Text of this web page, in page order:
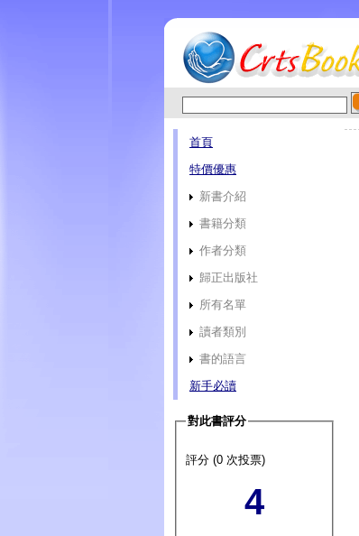
首頁
特價優惠
新書介紹
書籍分類
作者分類
歸正出版社
所有名單
讀者類別
書的語言
新手必讀
對此書評分
評分 (0 次投票)
4